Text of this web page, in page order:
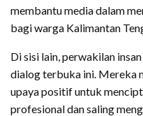
membantu media dalam
bagi warga Kalimantan
​Di sisi lain, perwakilan
dialog terbuka ini. Mereka
upaya positif untuk
profesional dan saling